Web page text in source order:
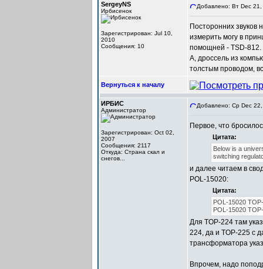
SergeyNS
Ирбисенок
Зарегистрирован: Jul 10,
2010
Сообщения: 10
Добавлено: Вт Dec
Посторонних звуков
измерить могу в
помощней - TSD-812.
А, дроссель из
толстым проводом,
Вернуться к началу
ИРБИС
Администратор
Зарегистрирован: Oct 02,
2007
Сообщения: 2117
Откуда: Cтрана скал и
снегов...
Добавлено: Ср Dec
Первое, что
Цитата:
Below is a
switching
и далее читаем в
POL-15020:
Цитата:
POL-15020
POL-15020
Для TOP-224 там
224, да и TOP-225 с
трансформатора
Впрочем, надо